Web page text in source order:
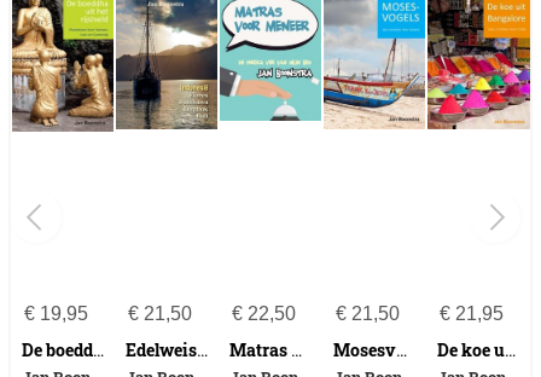
€19,95
De boeddha uit het rijstveld
€21,50
Edelweis onder de vulkaan
€ 22,50
Matras voor meneer
€ 21,50
Mosesvogels
€ 21,95
De koe uit Bangalore